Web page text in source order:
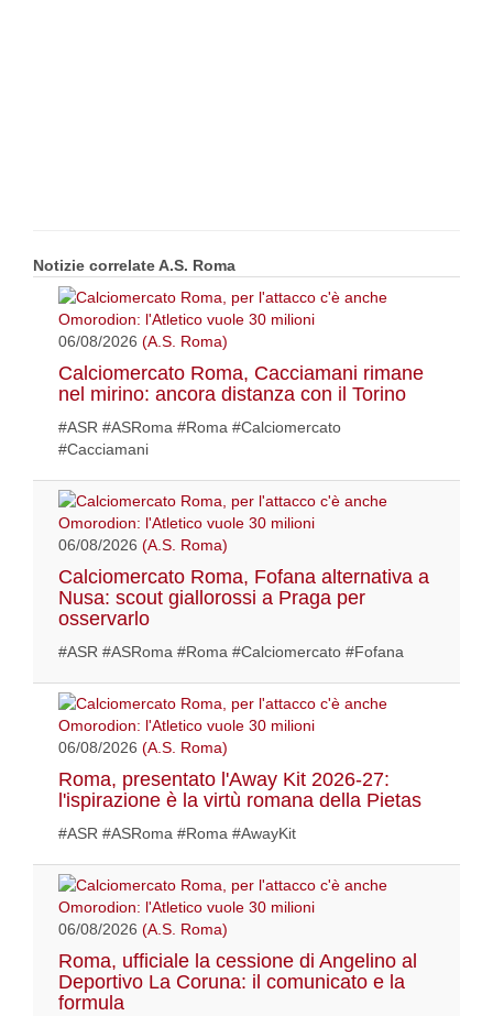
Notizie correlate A.S. Roma
06/08/2026 (A.S. Roma)
Calciomercato Roma, Cacciamani rimane
nel mirino: ancora distanza con il Torino
#ASR #ASRoma #Roma #Calciomercato
#Cacciamani
06/08/2026 (A.S. Roma)
Calciomercato Roma, Fofana alternativa a
Nusa: scout giallorossi a Praga per
osservarlo
#ASR #ASRoma #Roma #Calciomercato #Fofana
06/08/2026 (A.S. Roma)
Roma, presentato l'Away Kit 2026-27:
l'ispirazione è la virtù romana della Pietas
#ASR #ASRoma #Roma #AwayKit
06/08/2026 (A.S. Roma)
Roma, ufficiale la cessione di Angelino al
Deportivo La Coruna: il comunicato e la
formula